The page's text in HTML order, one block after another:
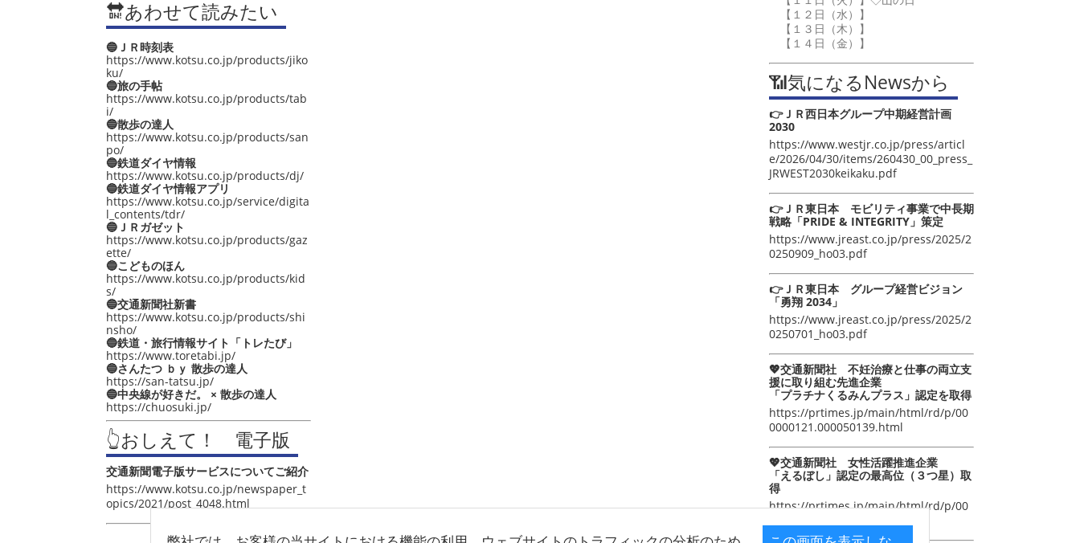
🔛あわせて読みたい
🔵ＪＲ時刻表
https://www.kotsu.co.jp/products/jiko
ku/
🔵旅の手帖
https://www.kotsu.co.jp/products/tab
i/
🔵散歩の達人
https://www.kotsu.co.jp/products/san
po/
🔵鉄道ダイヤ情報
https://www.kotsu.co.jp/products/dj/
🔵鉄道ダイヤ情報アプリ
https://www.kotsu.co.jp/service/digita
l_contents/tdr/
🔵ＪＲガゼット
https://www.kotsu.co.jp/products/gaz
ette/
🔵こどものほん
https://www.kotsu.co.jp/products/kid
s/
🔵交通新聞社新書
https://www.kotsu.co.jp/products/shi
nsho/
🔵鉄道・旅行情報サイト「トレたび」
https://www.toretabi.jp/
🔵さんたつ ｂｙ 散歩の達人
https://san-tatsu.jp/
🔵中央線が好きだ。 × 散歩の達人
https://chuosuki.jp/
👆おしえて！ 電子版
交通新聞電子版サービスについてご紹介
https://www.kotsu.co.jp/newspaper_t
opics/2021/post_4048.html
【１２日（水）】
【１３日（木）】
【１４日（金）】
📶気になるNewsから
👉ＪＲ西日本グループ中期経営計画
2030
https://www.westjr.co.jp/press/articl
e/2026/04/30/items/260430_00_press_
JRWEST2030keikaku.pdf
👉ＪＲ東日本 モビリティ事業で中長期
戦略「PRIDE & INTEGRITY」策定
https://www.jreast.co.jp/press/2025/2
0250909_ho03.pdf
👉ＪＲ東日本 グループ経営ビジョン
「勇翔 2034」
https://www.jreast.co.jp/press/2025/2
0250701_ho03.pdf
💖交通新聞社 不妊治療と仕事の両立支
援に取り組む先進企業
「プラチナくるみんプラス」認定を取得
https://prtimes.jp/main/html/rd/p/00
0000121.000050139.html
💖交通新聞社 女性活躍推進企業
「えるぼし」認定の最高位（３つ星）取
得
https://prtimes.jp/main/html/rd/p/00